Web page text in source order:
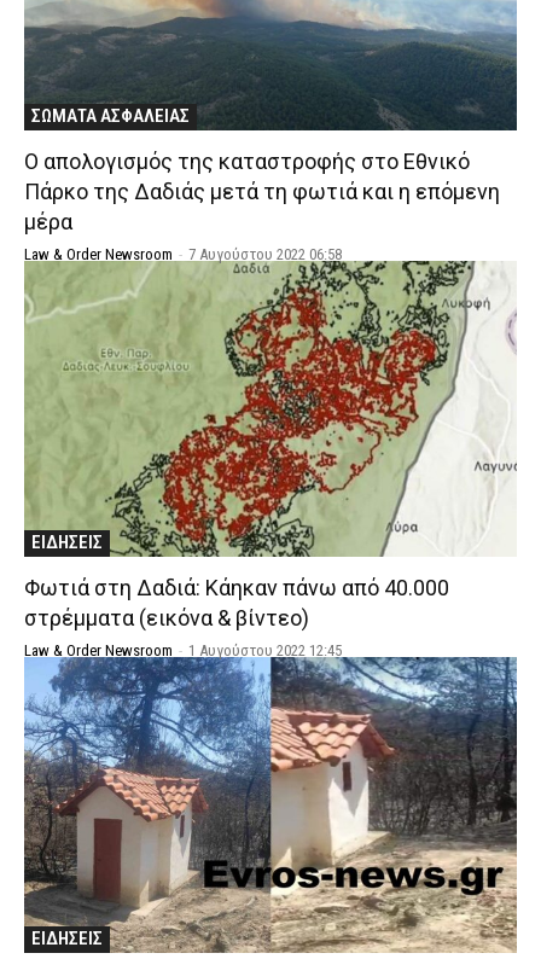
ΣΩΜΑΤΑ ΑΣΦΑΛΕΙΑΣ
Ο απολογισμός της καταστροφής στο Εθνικό
Πάρκο της Δαδιάς μετά τη φωτιά και η επόμενη
μέρα
Law & Order Newsroom - 7 Αυγούστου 2022 06:58
ΕΙΔΗΣΕΙΣ
Φωτιά στη Δαδιά: Κάηκαν πάνω από 40.000
στρέμματα (εικόνα & βίντεο)
Law & Order Newsroom - 1 Αυγούστου 2022 12:45
ΕΙΔΗΣΕΙΣ